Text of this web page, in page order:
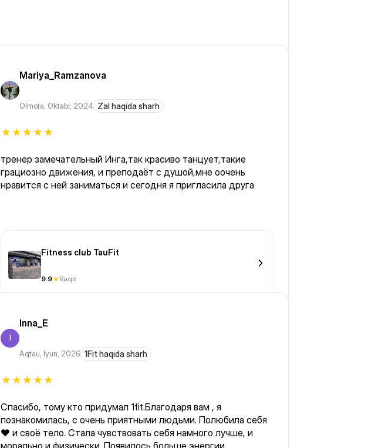
Mariya_Ramzanova
Olmota, Oktabr, 2024 Zal haqida sharh
тренер замечательный Инга,так красиво танцует,такие
грациозно движения, и преподаёт с душой,мне оочень
нравится с ней заниматься и сегодня я пригласила друга
Fitness club TauFit
9.9 Raqs
Inna_E
Aqtau, Iyun, 2026 1Fit haqida sharh
Спасибо, тому кто придумал 1fit.Благодаря вам , я
познакомилась, с очень приятными людьми. Полюбила себя
❤️ и своё тело. Стала чувствовать себя намного лучше, и